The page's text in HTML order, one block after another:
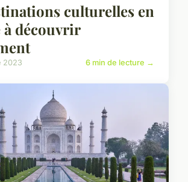
culturelles en
à découvrir
2023 6 min de lecture →